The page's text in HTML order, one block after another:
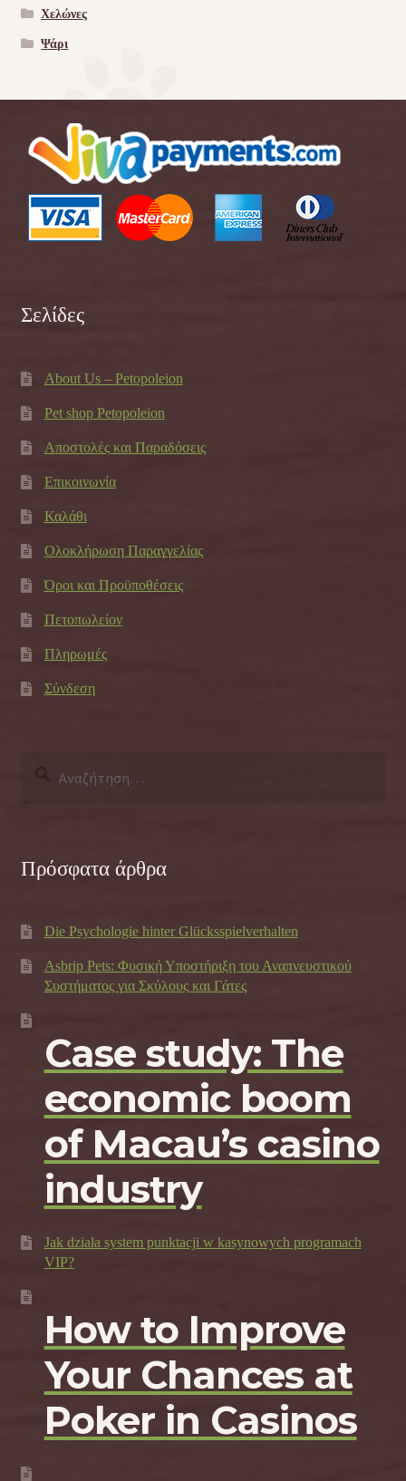
Χελώνες
Ψάρι
Σελίδες
About Us – Petopoleion
Pet shop Petopoleion
Αποστολές και Παραδόσεις
Επικοινωνία
Καλάθι
Ολοκλήρωση Παραγγελίας
Όροι και Προϋποθέσεις
Πετοπωλείον
Πληρωμές
Σύνδεση
Πρόσφατα άρθρα
Die Psychologie hinter Glücksspielverhalten
Asbrip Pets: Φυσική Υποστήριξη του Αναπνευστικού
Συστήματος για Σκύλους και Γάτες
Case study: The
economic boom
of Macau’s casino
industry
Jak działa system punktacji w kasynowych programach
VIP?
How to Improve
Your Chances at
Poker in Casinos